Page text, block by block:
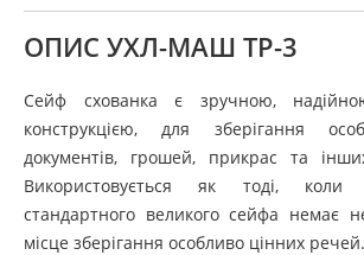
ОПИС УХЛ-МАШ ТР-3
Сейф схованка є зручною,
конструкцією, для зберігання
документів, грошей, прикрас та
Використовується як тоді, коли
стандартного великого сейфа немає
місце зберігання особливо цінних речей.